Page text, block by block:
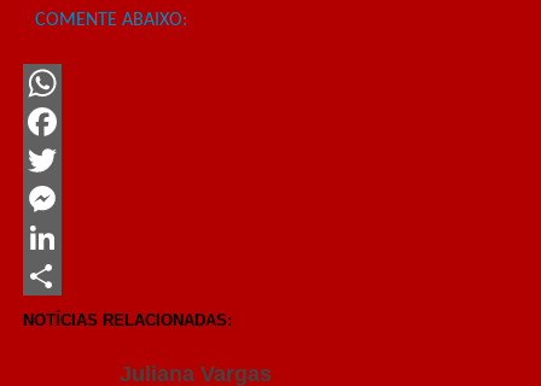
COMENTE ABAIXO:
WhatsApp
Facebook
Twitter
Messenger
LinkedIn
Share
NOTÍCIAS RELACIONADAS:
Juliana Vargas